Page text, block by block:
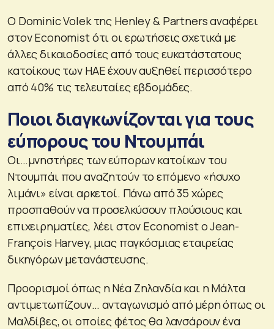
Ο Dominic Volek της Henley & Partners αναφέρει
στον Economist ότι οι ερωτήσεις σχετικά με
άλλες δικαιοδοσίες από τους ευκατάστατους
κατοίκους των ΗΑΕ έχουν αυξηθεί περισσότερο
από 40% τις τελευταίες εβδομάδες.
Ποιοι διαγκωνίζονται για τους
εύπορους του Ντουμπάι
Οι…μνηστήρες των εύπορων κατοίκων του
Ντουμπάι που αναζητούν το επόμενο «ήσυχο
λιμάνι» είναι αρκετοί. Πάνω από 35 χώρες
προσπαθούν να προσελκύσουν πλούσιους και
επιχειρηματίες, λέει στον Economist ο Jean-
François Harvey, μιας παγκόσμιας εταιρείας
δικηγόρων μετανάστευσης.
Προορισμοί όπως η Νέα Ζηλανδία και η Μάλτα
αντιμετωπίζουν… ανταγωνισμό από μέρη όπως οι
Μαλδίβες, οι οποίες φέτος θα λανσάρουν ένα